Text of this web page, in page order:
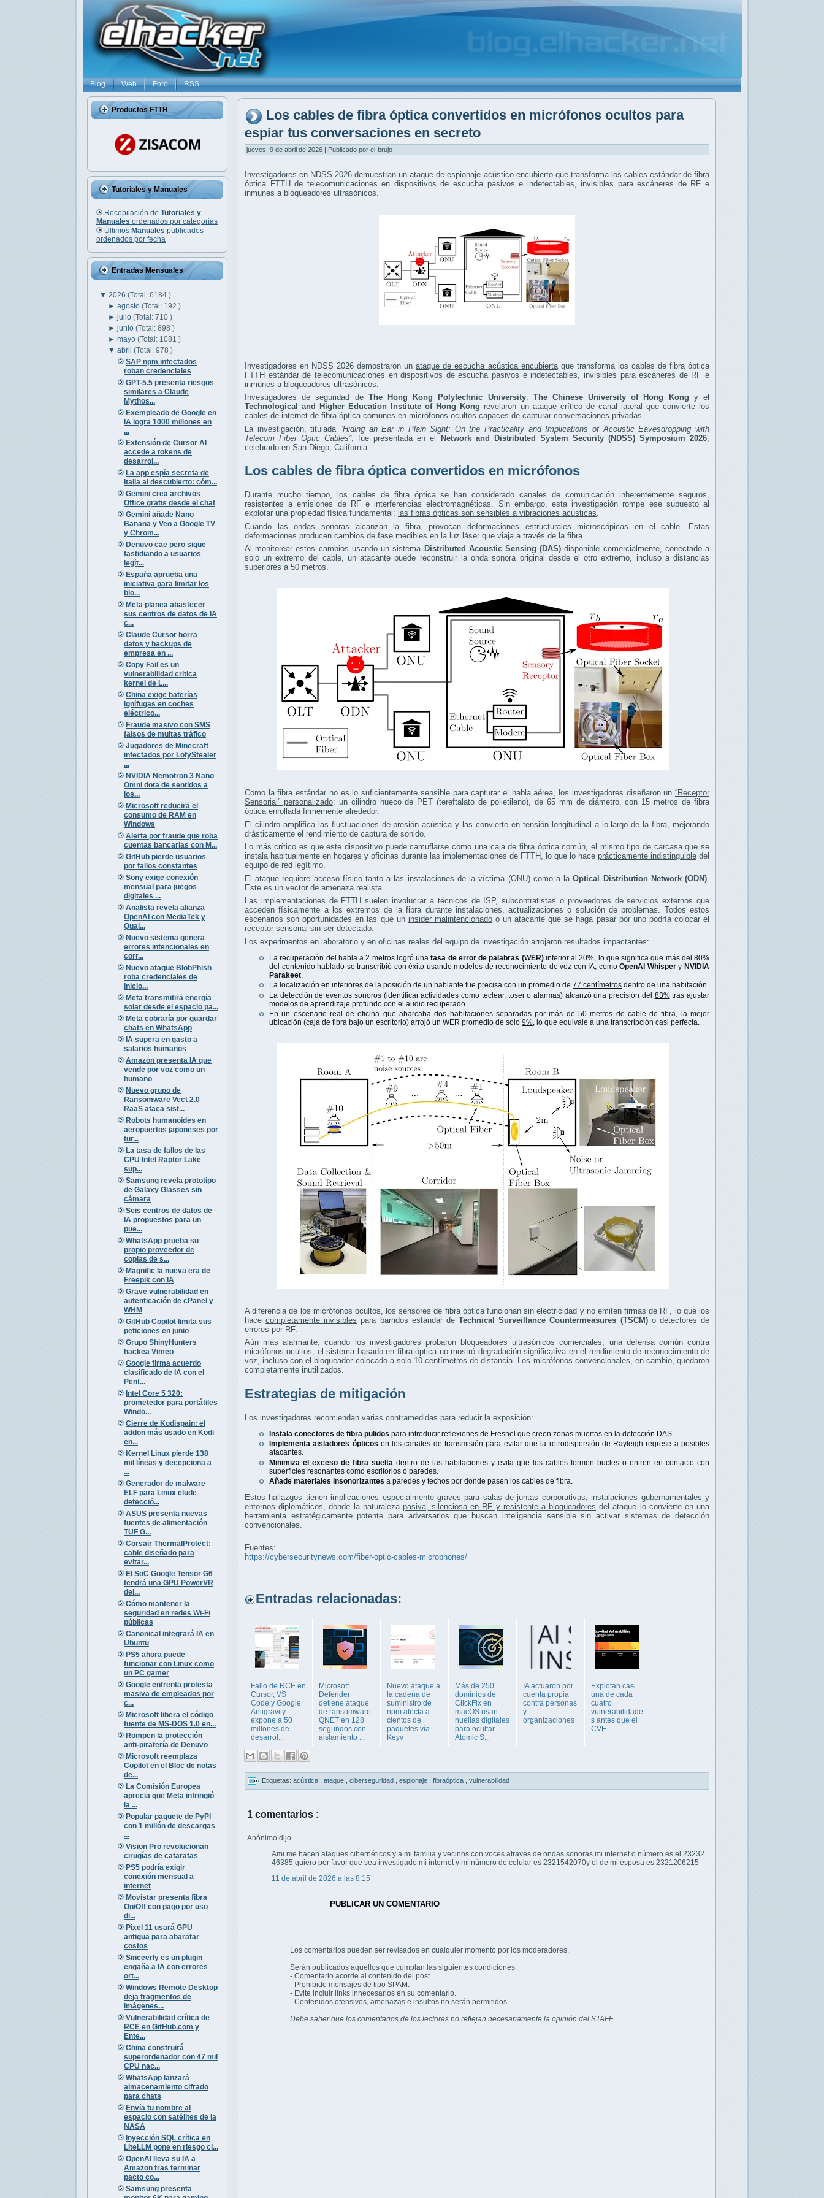
Blog Web Foro RSS
Productos FTTH
Tutoriales y Manuales
Recopilación de Tutoriales y
Manuales ordenados por categorías
Últimos Manuales publicados
ordenados por fecha
Entradas Mensuales
▼ 2026 (Total: 6184 )
►agosto(Total: 192 )
►julio(Total: 710 )
►junio(Total: 898 )
►mayo(Total: 1081 )
▼abril(Total: 978 )
SAP npm infectados
roban credenciales
GPT-5.5 presenta riesgos
similares a Claude
Mythos...
Exempleado de Google en
IA logra 1000 millones en
...
Extensión de Cursor AI
accede a tokens de
desarrol...
La app espía secreta de
Italia al descubierto: cóm...
Gemini crea archivos
Office gratis desde el chat
Gemini añade Nano
Banana y Veo a Google TV
y Chrom...
Denuvo cae pero sigue
fastidiando a usuarios
legít...
España aprueba una
iniciativa para limitar los
blo...
Meta planea abastecer
sus centros de datos de IA
c...
Claude Cursor borra
datos y backups de
empresa en ...
Copy Fail es un
vulnerabilidad critica
kernel de L...
China exige baterías
ignífugas en coches
eléctrico...
Fraude masivo con SMS
falsos de multas tráfico
Jugadores de Minecraft
infectados por LofyStealer
...
NVIDIA Nemotron 3 Nano
Omni dota de sentidos a
los...
Microsoft reducirá el
consumo de RAM en
Windows
Alerta por fraude que roba
cuentas bancarias con M...
GitHub pierde usuarios
por fallos constantes
Sony exige conexión
mensual para juegos
digitales ...
Analista revela alianza
OpenAI con MediaTek y
Qual...
Nuevo sistema genera
errores intencionales en
corr...
Nuevo ataque BlobPhish
roba credenciales de
inicio...
Meta transmitirá energía
solar desde el espacio pa...
Meta cobraría por guardar
chats en WhatsApp
IA supera en gasto a
salarios humanos
Amazon presenta IA que
vende por voz como un
humano
Nuevo grupo de
Ransomware Vect 2.0
RaaS ataca sist...
Robots humanoides en
aeropuertos japoneses por
tur...
La tasa de fallos de las
CPU Intel Raptor Lake
sup...
Samsung revela prototipo
de Galaxy Glasses sin
cámara
Seis centros de datos de
IA propuestos para un
pue...
WhatsApp prueba su
propio proveedor de
copias de s...
Magnific la nueva era de
Freepik con IA
Grave vulnerabilidad en
autenticación de cPanel y
WHM
GitHub Copilot limita sus
peticiones en junio
Grupo ShinyHunters
hackea Vimeo
Google firma acuerdo
clasificado de IA con el
Pent...
Intel Core 5 320:
prometedor para portátiles
Windo...
Cierre de Kodispain: el
addon más usado en Kodi
en...
Kernel Linux pierde 138
mil líneas y decepciona a
...
Generador de malware
ELF para Linux elude
detecció...
ASUS presenta nuevas
fuentes de alimentación
TUF G...
Corsair ThermalProtect:
cable diseñado para
evitar...
El SoC Google Tensor G6
tendrá una GPU PowerVR
del...
Cómo mantener la
seguridad en redes Wi-Fi
públicas
Canonical integrará IA en
Ubuntu
PS5 ahora puede
funcionar con Linux como
un PC gamer
Google enfrenta protesta
masiva de empleados por
c...
Microsoft libera el código
fuente de MS-DOS 1.0 en...
Rompen la protección
anti-piratería de Denuvo
Microsoft reemplaza
Copilot en el Bloc de notas
de...
La Comisión Europea
aprecia que Meta infringió
la ...
Popular paquete de PyPI
con 1 millón de descargas
...
Vision Pro revolucionan
cirugías de cataratas
PS5 podría exigir
conexión mensual a
internet
Movistar presenta fibra
On/Off con pago por uso
di...
Pixel 11 usará GPU
antigua para abaratar
costos
Sinceerly es un plugin
engaña a IA con errores
ort...
Windows Remote Desktop
deja fragmentos de
imágenes...
Vulnerabilidad crítica de
RCE en GitHub.com y
Ente...
China construirá
superordenador con 47 mil
CPU nac...
WhatsApp lanzará
almacenamiento cifrado
para chats
Envía tu nombre al
espacio con satélites de la
NASA
Inyección SQL crítica en
LiteLLM pone en riesgo cl...
OpenAI lleva su IA a
Amazon tras terminar
pacto co...
Samsung presenta
Los cables de fibra óptica convertidos en micrófonos ocultos para
espiar tus conversaciones en secreto
jueves, 9 de abril de 2026 | Publicado por el-brujo
Investigadores en NDSS 2026 demuestran un ataque de espionaje acústico encubierto que transforma los cables estándar de fibra
óptica FTTH de telecomunicaciones en dispositivos de escucha pasivos e indetectables, invisibles para escáneres de RF e
inmunes a bloqueadores ultrasónicos.
Investigadores en NDSS 2026 demostraron unataque de escucha acústica encubiertaque transforma los cables de fibra óptica
FTTH estándar de telecomunicaciones en dispositivos de escucha pasivos e indetectables, invisibles para escáneres de RF e
inmunes a bloqueadores ultrasónicos.
Investigadores de seguridad de The Hong Kong Polytechnic University, The Chinese University of Hong Kong y el
Technological and Higher Education Institute of Hong Kong revelaron un ataque crítico de canal lateral que convierte los
cables de internet de fibra óptica comunes en micrófonos ocultos capaces de capturar conversaciones privadas.
La investigación, titulada “Hiding an Ear in Plain Sight: On the Practicality and Implications of Acoustic Eavesdropping with
Telecom Fiber Optic Cables”, fue presentada en el Network and Distributed System Security (NDSS) Symposium 2026
celebrado en San Diego, California.
Los cables de fibra óptica convertidos en micrófonos
Durante mucho tiempo, los cables de fibra óptica se han considerado canales de comunicación inherentemente seguros,
resistentes a emisiones de RF e interferencias electromagnéticas. Sin embargo, esta investigación rompe ese supuesto al
explotar una propiedad física fundamental: las fibras ópticas son sensibles a vibraciones acústicas.
Cuando las ondas sonoras alcanzan la fibra, provocan deformaciones estructurales microscópicas en el cable. Estas
deformaciones producen cambios de fase medibles en la luz láser que viaja a través de la fibra.
Al monitorear estos cambios usando un sistema Distributed Acoustic Sensing (DAS) disponible comercialmente, conectado a
solo un extremo del cable, un atacante puede reconstruir la onda sonora original desde el otro extremo, incluso a distancias
superiores a 50 metros.
Como la fibra estándar no es lo suficientemente sensible para capturar el habla aérea, los investigadores diseñaron un “Receptor
Sensorial” personalizado: un cilindro hueco de PET (tereftalato de polietileno), de 65 mm de diámetro, con 15 metros de fibra
óptica enrollada firmemente alrededor.
El cilindro amplifica las fluctuaciones de presión acústica y las convierte en tensión longitudinal a lo largo de la fibra, mejorando
drásticamente el rendimiento de captura de sonido.
Lo más crítico es que este dispositivo puede camuflarse como una caja de fibra óptica común, el mismo tipo de carcasa que se
instala habitualmente en hogares y oficinas durante las implementaciones de FTTH, lo que lo hace prácticamente indistinguible del
equipo de red legítimo.
El ataque requiere acceso físico tanto a las instalaciones de la víctima (ONU) como a laOptical Distribution Network (ODN)
Este es un vector de amenaza realista.
Las implementaciones de FTTH suelen involucrar a técnicos de ISP, subcontratistas o proveedores de servicios externos que
acceden físicamente a los extremos de la fibra durante instalaciones, actualizaciones o solución de problemas. Todos estos
escenarios son oportunidades en las que un insider malintencionadoo un atacante que se haga pasar por uno podría colocar el
receptor sensorial sin ser detectado.
Los experimentos en laboratorio y en oficinas reales del equipo de investigación arrojaron resultados impactantes:
La recuperación del habla a 2 metros logró unatasa de error de palabras (WER)inferior al 20%, lo que significa que más del 80%
del contenido hablado se transcribió con éxito usando modelos de reconocimiento de voz con IA, comoOpenAI WhisperyNVIDIA
Parakeet
La localización en interiores de la posición de un hablante fue precisa con un promedio de 77 centímetros dentro de una habitación.
La detección de eventos sonoros (identificar actividades como teclear, toser o alarmas) alcanzó una precisión del 83%tras ajustar
modelos de aprendizaje profundo con el audio recuperado.
En un escenario real de oficina que abarcaba dos habitaciones separadas por más de 50 metros de cable de fibra, la mejor
ubicación (caja de fibra bajo un escritorio) arrojó un WER promedio de solo 9%, lo que equivale a una transcripción casi perfecta.
A diferencia de los micrófonos ocultos, los sensores de fibra óptica funcionan sin electricidad y no emiten firmas de RF, lo que los
hacecompletamente invisibles para barridos estándar deTechnical Surveillance Countermeasures (TSCM)o detectores de
errores por RF.
Aún más alarmante, cuando los investigadores probaron bloqueadores ultrasónicos comerciales, una defensa común contra
micrófonos ocultos, el sistema basado en fibra óptica no mostró degradación significativa en el rendimiento de reconocimiento de
voz, incluso con el bloqueador colocado a solo 10 centímetros de distancia. Los micrófonos convencionales, en cambio, quedaron
completamente inutilizados.
Estrategias de mitigación
Los investigadores recomiendan varias contramedidas para reducir la exposición:
Instala conectores de fibra pulidos para introducir reflexiones de Fresnel que creen zonas muertas en la detección DAS.
Implementa aisladores ópticos en los canales de transmisión para evitar que la retrodispersión de Rayleigh regrese a posibles
atacantes.
Minimiza el exceso de fibra suelta dentro de las habitaciones y evita que los cables formen bucles o entren en contacto con
superficies resonantes como escritorios o paredes.
Añade materiales insonorizantes a paredes y techos por donde pasen los cables de fibra.
Estos hallazgos tienen implicaciones especialmente graves para salas de juntas corporativas, instalaciones gubernamentales y
entornos diplomáticos, donde la naturaleza pasiva, silenciosa en RF y resistente a bloqueadores del ataque lo convierte en una
herramienta estratégicamente potente para adversarios que buscan inteligencia sensible sin activar sistemas de detección
convencionales.
Fuentes:
https://cybersecuritynews.com/fiber-optic-cables-microphones/
Entradas relacionadas:
Fallo de RCE en
Cursor, VS
Code y Google
Antigravity
expone a 50
millones de
desarrol...
Microsoft
Defender
detiene ataque
de ransomware
QNET en 128
segundos con
aislamiento ...
Nuevo ataque a
la cadena de
suministro de
npm afecta a
cientos de
paquetes vía
Keyv
Más de 250
dominios de
ClickFix en
macOS usan
huellas digitales
para ocultar
Atomic S...
IA actuaron por
cuenta propia
contra personas
y
organizaciones
Explotan casi
una de cada
cuatro
vulnerabilidade
s antes que el
CVE
Etiquetas: acústica ataque ciberseguridad espionaje fibraóptica vulnerabilidad
1 comentarios :
Anónimo dijo...
Ami me hacen ataques cibernéticos y a mi familia y vecinos con voces atraves de ondas sonoras mi internet o número es el 23232
46385 quiero por favor que sea investigado mi internet y mi número de celular es 2321542070y el de mi esposa es 2321206215
11 de abril de 2026 a las 8:15
PUBLICAR UN COMENTARIO
Los comentarios pueden ser revisados en cualquier momento por los moderadores.
Serán publicados aquellos que cumplan las siguientes condiciones:
- Comentario acorde al contenido del post.
- Prohibido mensajes de tipo SPAM.
- Evite incluir links innecesarios en su comentario.
- Contenidos ofensivos, amenazas e insultos no serán permitidos.
Debe saber que los comentarios de los lectores no reflejan necesariamente la opinión del STAFF.